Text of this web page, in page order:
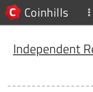
Coinhills
Independent